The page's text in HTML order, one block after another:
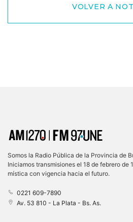
VOLVER A
Somos la Radio Pública de la Provincia de
Iniciamos transmisiones el 18 de febrero de
mística con vigencia hacia el futuro.
0221 609-7890
Av. 53 810 - La Plata - Bs. As.